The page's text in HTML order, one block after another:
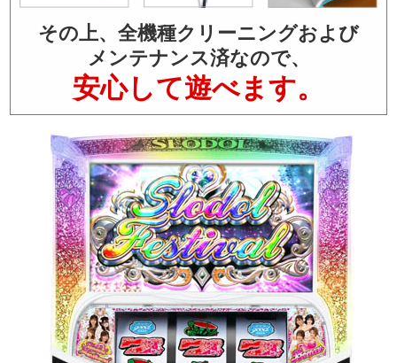
その上、全機種クリーニングおよび
メンテナンス済なので、
安心して遊べます。